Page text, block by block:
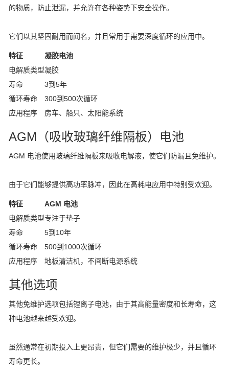
的物质，防止泄漏，并允许在各种姿势下安全操作。
它们以其坚固耐用而闻名，并且常用于需要深度循环的应用中。
特征
凝胶电池
电解质类型凝胶
寿命
3到5年
循环寿命
300到500次循环
应用程序
房车、船只、太阳能系统
AGM（吸收玻璃纤维隔板）电池
AGM 电池使用玻璃纤维隔板来吸收电解液，使它们防漏且免维护。
由于它们能够提供高功率脉冲，因此在高耗电应用中特别受欢迎。
特征
AGM 电池
电解质类型专注于垫子
寿命
5到10年
循环寿命
500到1000次循环
应用程序
地板清洁机，不间断电源系统
其他选项
其他免维护选项包括锂离子电池，由于其高能量密度和长寿命，这
种电池越来越受欢迎。
虽然通常在初期投入上更昂贵，但它们需要的维护极少，并且循环
寿命更长。